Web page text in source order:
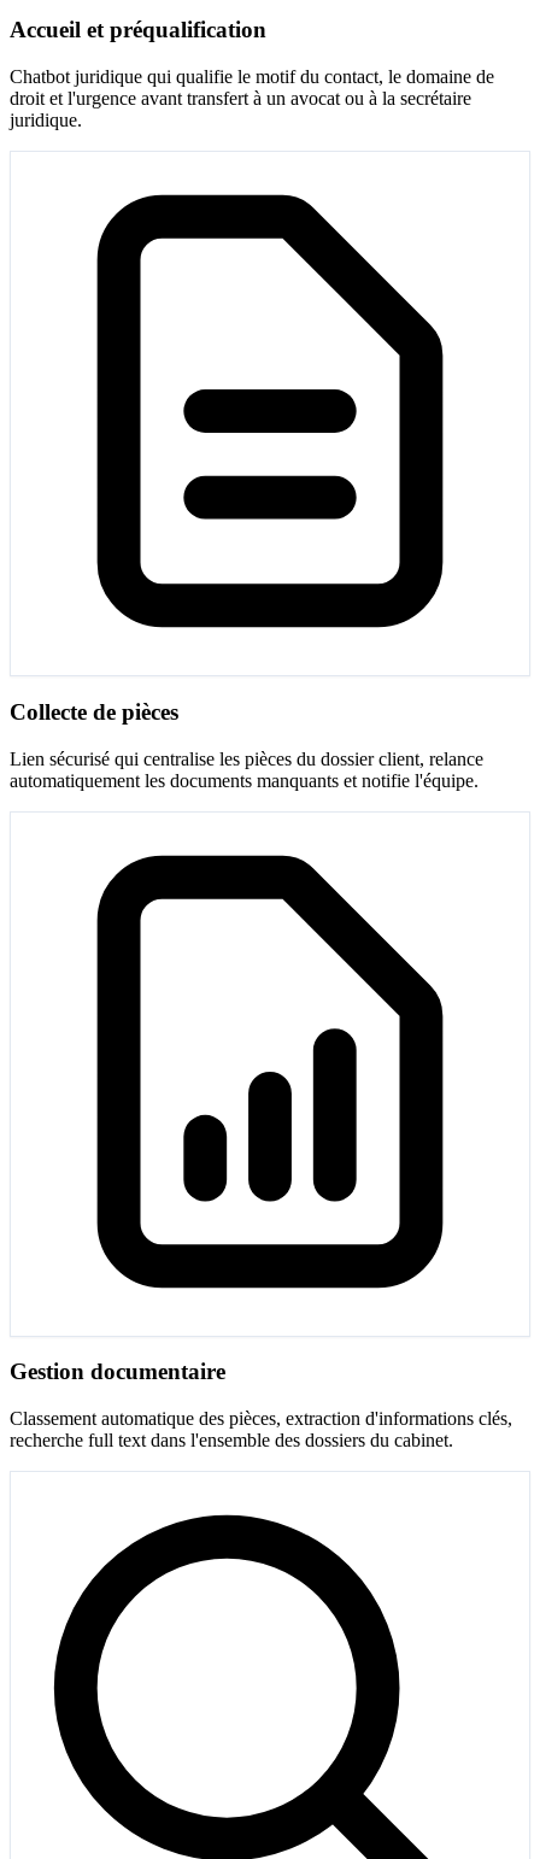
Accueil et préqualification
Chatbot juridique qui qualifie le motif du contact, le domaine de
droit et l'urgence avant transfert à un avocat ou à la secrétaire
juridique.
Collecte de pièces
Lien sécurisé qui centralise les pièces du dossier client, relance
automatiquement les documents manquants et notifie l'équipe.
Gestion documentaire
Classement automatique des pièces, extraction d'informations clés,
recherche full text dans l'ensemble des dossiers du cabinet.